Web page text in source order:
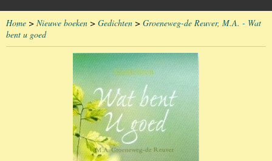
Home > Nieuwe boeken > Gedichten > Groeneweg-de Reuver, M.A. - Wat
bent u goed